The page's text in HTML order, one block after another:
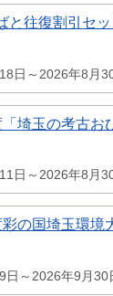
と往復割引セ
日～2026年8月
埼玉の考古
日～2026年8月
の国埼玉環境
日～2026年9月30